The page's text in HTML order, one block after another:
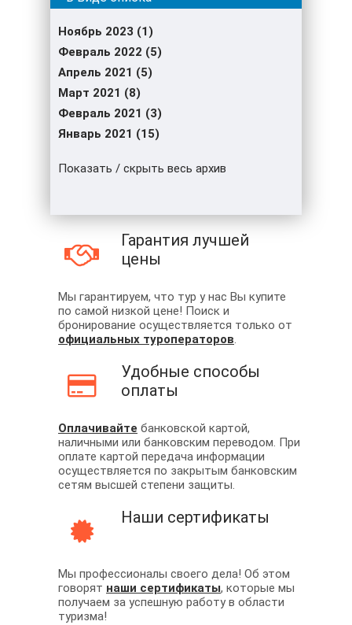
Ноябрь 2023 (1)
Февраль 2022 (5)
Апрель 2021 (5)
Март 2021 (8)
Февраль 2021 (3)
Январь 2021 (15)
Показать / скрыть весь архив
Гарантия лучшей
цены
Мы гарантируем, что тур у нас Вы купите
по самой низкой цене! Поиск и
бронирование осуществляется только от
официальных туроператоров.
Удобные способы
оплаты
Оплачивайте банковской картой,
наличными или банковским переводом. При
оплате картой передача информации
осуществляется по закрытым банковским
сетям высшей степени защиты.
Наши сертификаты
Мы профессионалы своего дела! Об этом
говорят наши сертификаты, которые мы
получаем за успешную работу в области
туризма!